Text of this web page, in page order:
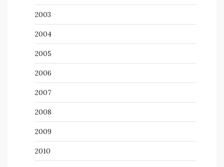
2003
2004
2005
2006
2007
2008
2009
2010